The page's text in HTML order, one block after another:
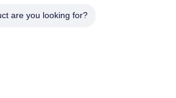
are you looking for?